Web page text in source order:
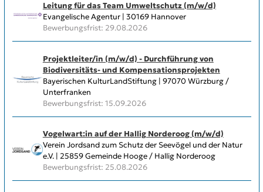
Leitung für das Team Umweltschutz (m/w/d)
Evangelische Agentur | 30169 Hannover
Bewerbungsfrist: 29.08.2026
Projektleiter/in (m/w/d) - Durchführung von
Biodiversitäts- und Kompensationsprojekten
Bayerischen KulturLandStiftung | 97070 Würzburg /
Unterfranken
Bewerbungsfrist: 15.09.2026
Vogelwart:in auf der Hallig Norderoog (m/w/d)
Verein Jordsand zum Schutz der Seevögel und der Natur
e.V. | 25859 Gemeinde Hooge / Hallig Norderoog
Bewerbungsfrist: 25.08.2026